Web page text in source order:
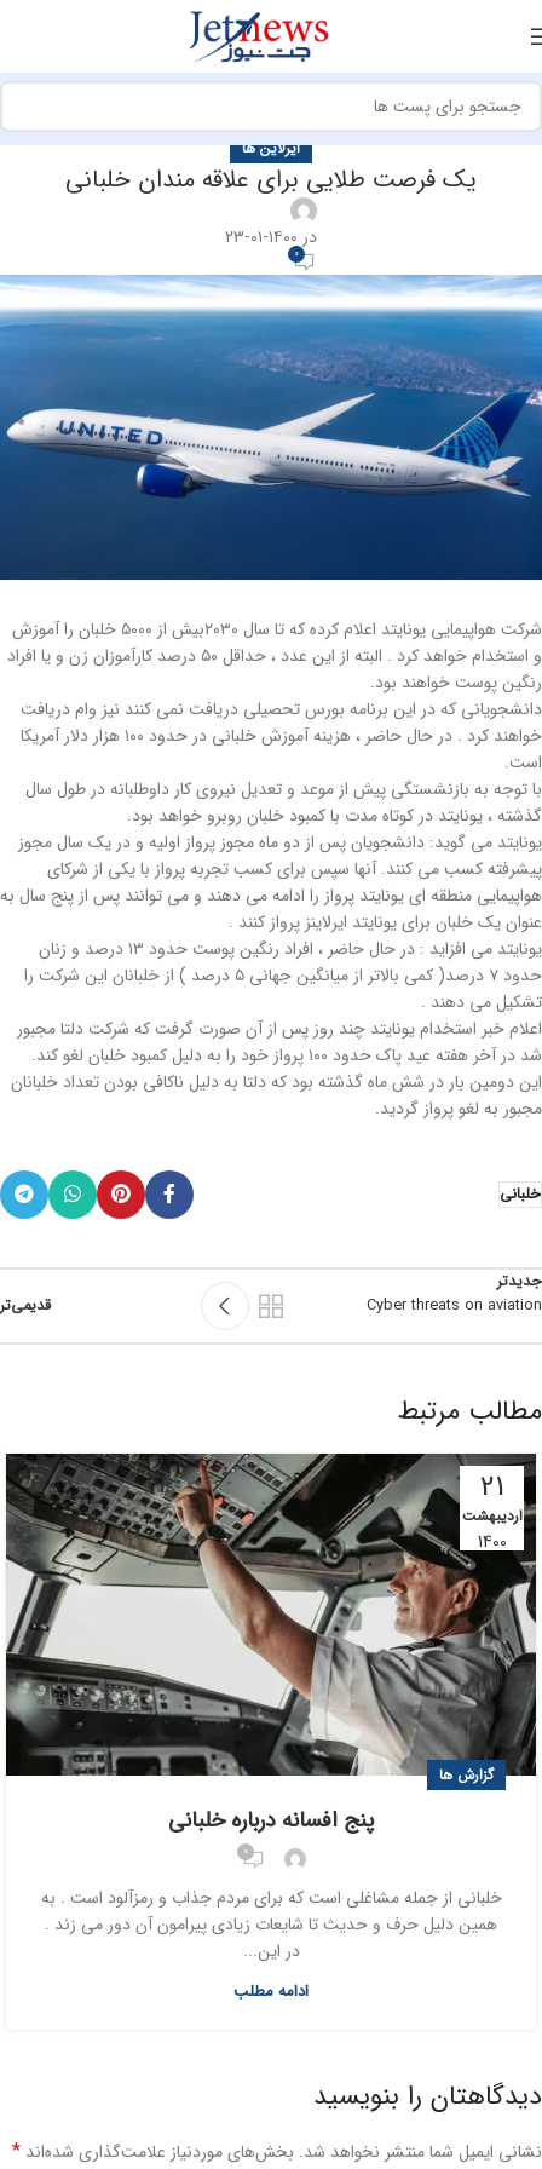
ایرلاین ها
یک فرصت طلایی برای علاقه مندان خلبانی
در ۱۴۰۰-۰۱-۲۳
0
شرکت هواپیمایی یونایتد اعلام کرده که تا سال ۲۰۳۰بیش از ۵۰۰۰ خلبان را آموزش
و استخدام خواهد کرد . البته از این عدد ، حداقل ۵۰ درصد کارآموزان زن و یا افراد
رنگین پوست خواهند بود.
دانشجویانی که در این برنامه بورس تحصیلی دریافت نمی کنند نیز وام دریافت
خواهند کرد . در حال حاضر ، هزینه آموزش خلبانی در حدود ۱۰۰ هزار دلار آمریکا
است.
با توجه به بازنشستگی پیش از موعد و تعدیل نیروی کار داوطلبانه در طول سال
گذشته ، یونایتد در کوتاه مدت با کمبود خلبان روبرو خواهد بود.
یونایتد می گوید: دانشجویان پس از دو ماه مجوز پرواز اولیه و در یک سال مجوز
پیشرفته کسب می کنند. آنها سپس برای کسب تجربه پرواز با یکی از شرکای
هواپیمایی منطقه ای یونایتد پرواز را ادامه می دهند و می توانند پس از پنج سال به
عنوان یک خلبان برای یونایتد ایرلاینز پرواز کنند .
یونایتد می افزاید : در حال حاضر ، افراد رنگین پوست حدود ۱۳ درصد و زنان
حدود ۷ درصد( کمی بالاتر از میانگین جهانی ۵ درصد ) از خلبانان این شرکت را
تشکیل می دهند .
اعلام خبر استخدام یونایتد چند روز پس از آن صورت گرفت که شرکت دلتا مجبور
شد در آخر هفته عید پاک حدود ۱۰۰ پرواز خود را به دلیل کمبود خلبان لغو کند.
این دومین بار در شش ماه گذشته بود که دلتا به دلیل ناکافی بودن تعداد خلبانان
مجبور به لغو پرواز گردید.
خلبانی
جدیدتر
Cyber threats on aviation
قدیمی‌تر
مطالب مرتبط
21
اردیبهشت
1400
گزارش ها
پنج افسانه درباره خلبانی
0
خلبانی از جمله مشاغلی است که برای مردم جذاب و رمزآلود است . به
همین دلیل حرف و حدیث تا شایعات زیادی پیرامون آن دور می زند .
در این...
ادامه مطلب
دیدگاهتان را بنویسید
نشانی ایمیل شما منتشر نخواهد شد. بخش‌های موردنیاز علامت‌گذاری شده‌اند *